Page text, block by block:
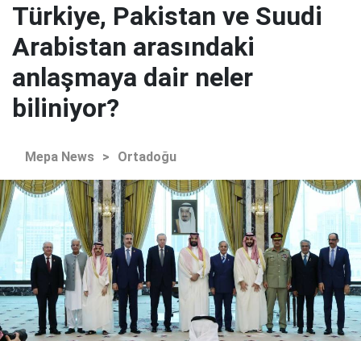
Türkiye, Pakistan ve Suudi
Arabistan arasındaki
anlaşmaya dair neler
biliniyor?
Mepa News > Ortadoğu